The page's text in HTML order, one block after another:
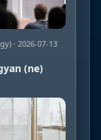
· 2026-07-13
(ne)